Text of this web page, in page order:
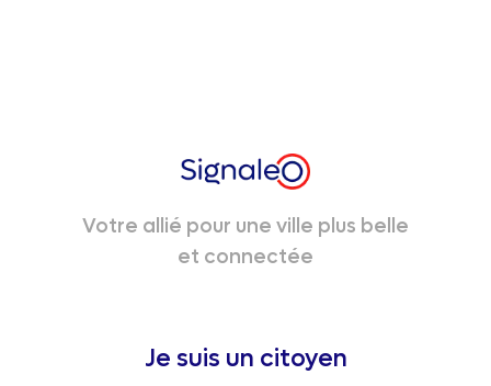
Votre allié pour une ville plus belle
et connectée
Je suis un citoyen